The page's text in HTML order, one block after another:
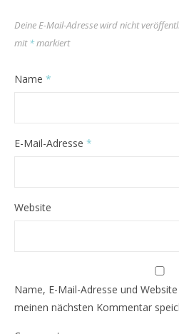
Deine E-Mail-Adresse wird nicht
mit*markiert
Name *
E-Mail-Adresse *
Website
Name, E-Mail-Adresse und
meinen nächsten Kommentar